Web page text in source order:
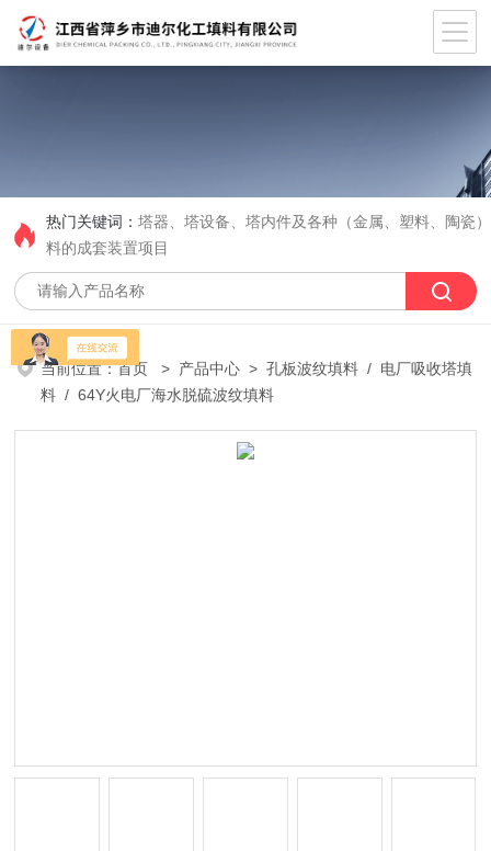
热门关键词：塔器、塔设备、塔内件及各种（金属、塑料、陶瓷
料的成套装置项目
当前位置：首页 > 产品中心 >孔板波纹填料 / 电厂吸收塔填
料 / 64Y火电厂海水脱硫波纹填料